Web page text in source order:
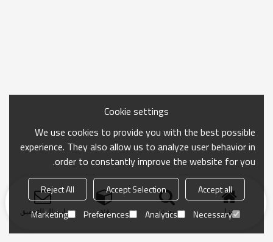
منزل بحث فئة ارسال التحقيق
Cookie settings
We use cookies to provide you with the best possible
experience. They also allow us to analyze user behavior in
order to constantly improve the website for you.
Accept all
Accept Selection
Reject All
Necessary
Analytics
Preferences
Marketing